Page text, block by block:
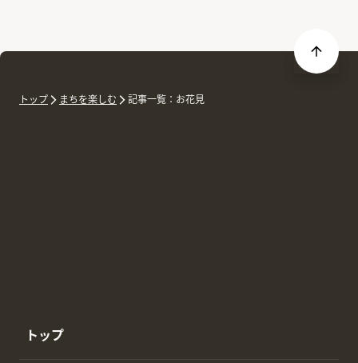
トップ まちを楽しむ 記事一覧：お花見
トップ